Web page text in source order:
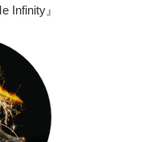
Infinity』